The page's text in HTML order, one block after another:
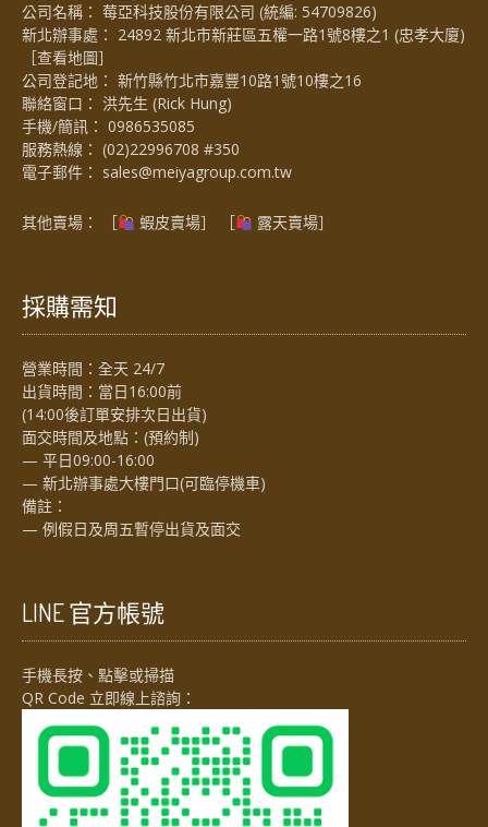
公司名稱： 莓亞科技股份有限公司 (統編: 54709826)
新北辦事處： 24892 新北市新莊區五權一路1號8樓之1 (忠孝大廈)
［查看地圖］
公司登記地： 新竹縣竹北市嘉豐10路1號10樓之16
聯絡窗口： 洪先生 (Rick Hung)
手機/簡訊： 0986535085
服務熱線： (02)22996708 #350
電子郵件： sales@meiyagroup.com.tw
其他賣場： ［ 蝦皮賣場］ ［ 露天賣場］
採購需知
營業時間：全天 24/7
出貨時間：當日16:00前
(14:00後訂單安排次日出貨)
面交時間及地點：(預約制)
— 平日09:00-16:00
— 新北辦事處大樓門口(可臨停機車)
備註：
— 例假日及周五暫停出貨及面交
LINE 官方帳號
手機長按、點擊或掃描
QR Code 立即線上諮詢：